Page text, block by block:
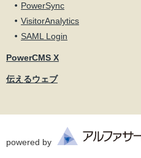
PowerSync
VisitorAnalytics
SAML Login
PowerCMS X
伝えるウェブ
powered by